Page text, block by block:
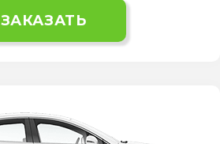
ЗАКАЗАТЬ